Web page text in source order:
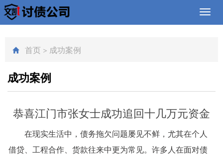
首页 > 成功案例
成功案例
恭喜江门市张女士成功追回十几万元资金
在现实生活中，债务拖欠问题屡见不鲜，尤其在个人
借贷、工程合作、货款往来中更为常见。许多人在面对债